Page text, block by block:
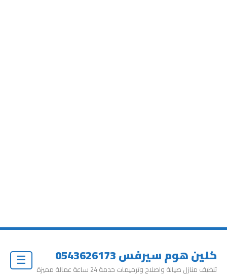
كلين هوم سيرفس 0543626173
تنظيف منازل صيانة واصلاح وترميمات خدمة 24 ساعة عمالة مميزة